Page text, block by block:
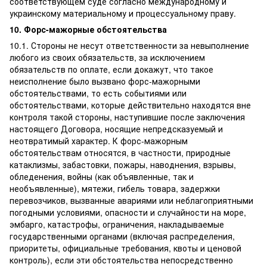
украинскому материальному и процессуальному праву.
10. Форс-мажорные обстоятельства
10.1. Стороны не несут ответственности за невыполнение
любого из своих обязательств, за исключением
обязательств по оплате, если докажут, что такое
неисполнение было вызвано форс-мажорными
обстоятельствами, то есть событиями или
обстоятельствами, которые действительно находятся вне
контроля такой стороны, наступившие после заключения
настоящего Договора, носящие непредсказуемый и
неотвратимый характер. К форс-мажорным
обстоятельствам относятся, в частности, природные
катаклизмы, забастовки, пожары, наводнения, взрывы,
обледенения, войны (как объявленные, так и
необъявленные), мятежи, гибель товара, задержки
перевозчиков, вызванные авариями или неблагоприятными
погодными условиями, опасности и случайности на море,
эмбарго, катастрофы, ограничения, накладываемые
государственными органами (включая распределения,
приоритеты, официальные требования, квоты и ценовой
контроль), если эти обстоятельства непосредственно